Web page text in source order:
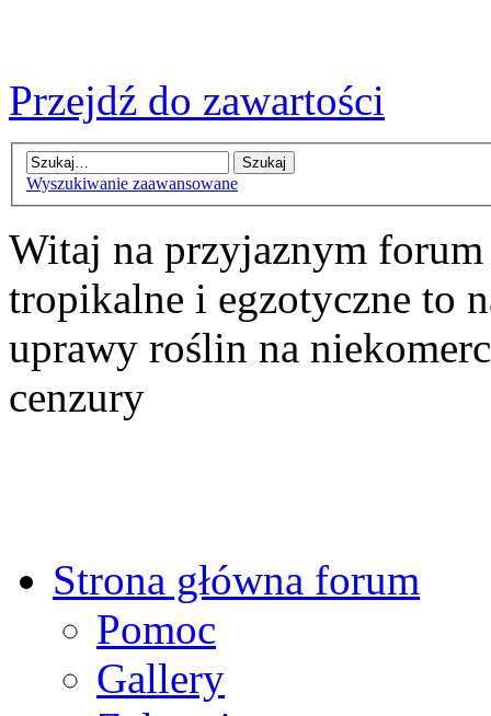
Przejdź do zawartości
Wyszukiwanie zaawansowane
Witaj na przyjaznym
tropikalne i egzotyczne to
uprawy roślin na
cenzury
Strona główna forum
Pomoc
Gallery